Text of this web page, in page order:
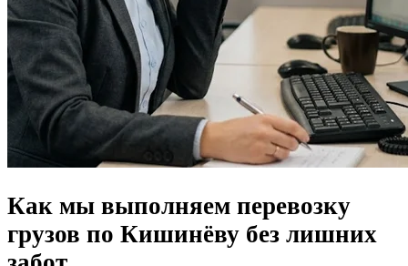
Как мы выполняем перевозку
грузов по Кишинёву без лишних